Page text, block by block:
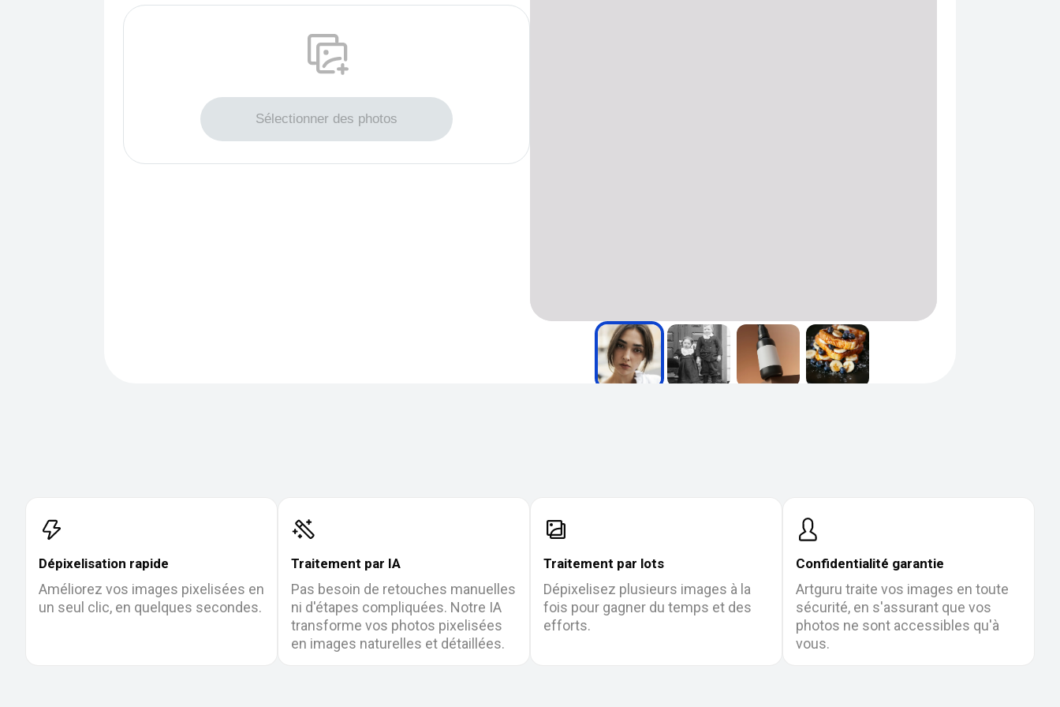
Glisser pour télécharger des photos
Sélectionner des photos
Dépixelisation rapide
Améliorez vos images pixelisées en
un seul clic, en quelques secondes.
Traitement par IA
Pas besoin de retouches manuelles
ni d'étapes compliquées. Notre IA
transforme vos photos pixelisées
en images naturelles et détaillées.
Traitement par lots
Dépixelisez plusieurs images à la
fois pour gagner du temps et des
efforts.
Confidentialité garantie
Artguru traite vos images en toute
sécurité, en s'assurant que vos
photos ne sont accessibles qu'à
vous.